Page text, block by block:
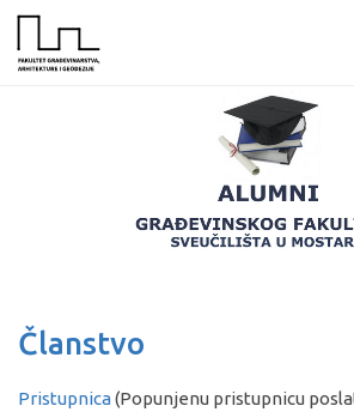
Članstvo
Pristupnica(Popunjenu pristupnicu